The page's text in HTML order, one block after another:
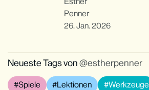
Penner
26. Jan. 2026
Neueste Tags von estherpenner
Spiele Lektionen Werkzeuge